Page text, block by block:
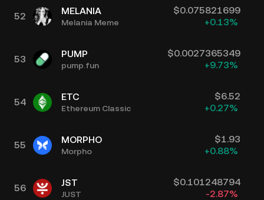
52 MELANIA
Melania Meme
$0.075821699
+0.13%
53 PUMP
pump.fun
$0.0027365349
+9.73%
54 ETC
Ethereum Classic
$6.52
+0.27%
55 MORPHO
Morpho
$1.93
+0.88%
56 JST
JUST
$0.101248794
-2.87%